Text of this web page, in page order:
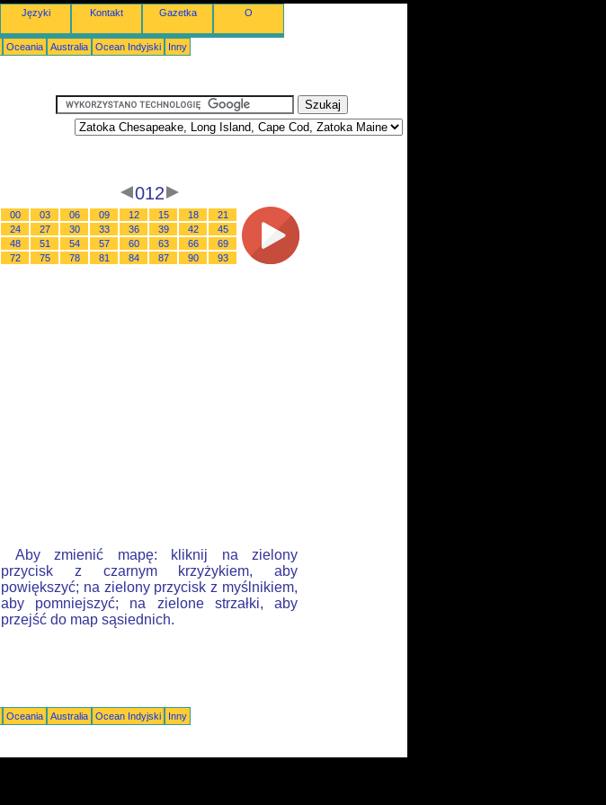
Języki Kontakt Gazetka O
Oceania Australia Ocean Indyjski Inny
012
00 03 06 09 12 15 18
21
24
27 30 33 36 39 42
45
48
51 54 57 60 63 66
69
72
75 78 81 84 87 90 93
Aby zmienić mapę: kliknij na zielony
przycisk z czarnym krzyżykiem, aby
powiększyć; na zielony przycisk z myślnikiem,
aby pomniejszyć; na zielone strzałki, aby
przejść do map sąsiednich.
Oceania Australia Ocean Indyjski
Inny